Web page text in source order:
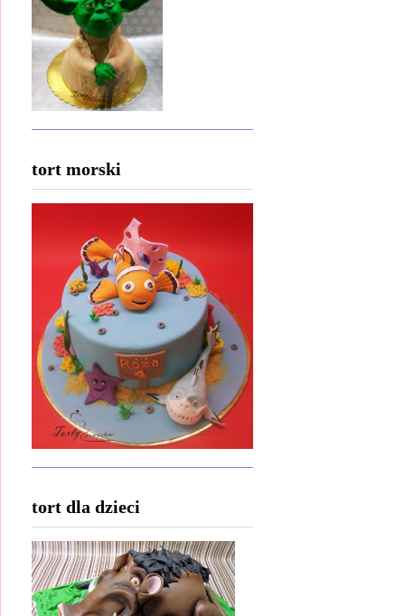
tort morski
tort dla dzieci